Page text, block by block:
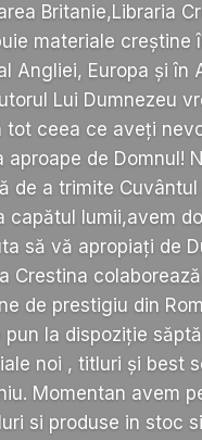
Britanie,Libraria
materiale creștine
Angliei, Europa și în
Lui Dumnezeu
tot ceea ce aveți
aproape de Domnul!
de a trimite Cuvântul
capătul lumii,avem
să vă apropiați de
Crestina
de prestigiu din
pun la dispoziție
noi , titluri și best
Momentan avem
si produse in stoc